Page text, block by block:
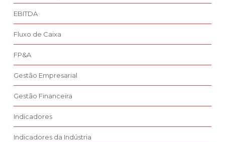
EBITDA
Fluxo de Caixa
FP&A
Gestão Empresarial
Gestão Financeira
Indicadores
Indicadores da Indústria